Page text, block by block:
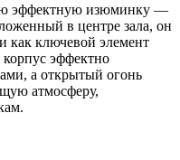
эффектную изюминку —
в центре зала, он
как ключевой элемент
эффектно
а открытый огонь
атмосферу,